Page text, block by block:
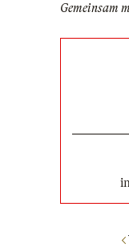
Gemeinsam